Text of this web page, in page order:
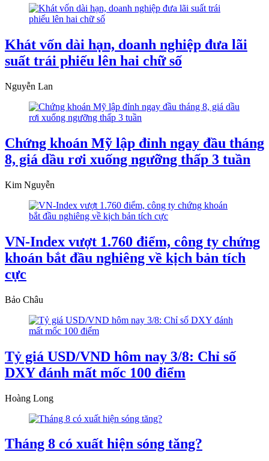
Khát vốn dài hạn, doanh nghiệp đưa lãi
suất trái phiếu lên hai chữ số
Nguyễn Lan
Chứng khoán Mỹ lập đỉnh ngay đầu tháng
8, giá dầu rơi xuống ngưỡng thấp 3 tuần
Kim Nguyễn
VN-Index vượt 1.760 điểm, công ty chứng
khoán bắt đầu nghiêng về kịch bản tích
cực
Bảo Châu
Tỷ giá USD/VND hôm nay 3/8: Chỉ số
DXY đánh mất mốc 100 điểm
Hoàng Long
Tháng 8 có xuất hiện sóng tăng?